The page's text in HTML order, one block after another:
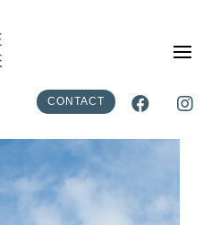
CONTACT  